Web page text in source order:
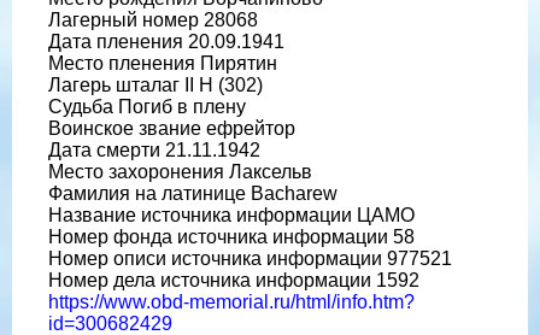
Лагерный номер 28068
Дата пленения 20.09.1941
Место пленения Пирятин
Лагерь шталаг II H (302)
Судьба Погиб в плену
Воинское звание ефрейтор
Дата смерти 21.11.1942
Место захоронения Лаксельв
Фамилия на латинице Bacharew
Название источника информации ЦАМО
Номер фонда источника информации 58
Номер описи источника информации 977521
Номер дела источника информации 1592
https://www.obd-memorial.ru/html/info.htm?
id=300682429